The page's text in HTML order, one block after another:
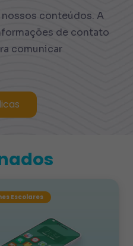
nossos conteúdos. A
de contato
comunicar
Escolares